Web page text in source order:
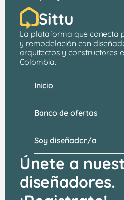
Sittu
La plataforma que conecta
y remodelación con
arquitectos y constructores
Colombia.
Banco de ofertas
Soy diseñador/a
Inicio
Únete a
diseñadores.